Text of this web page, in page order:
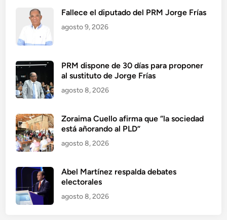
Fallece el diputado del PRM Jorge Frías
agosto 9, 2026
PRM dispone de 30 días para proponer
al sustituto de Jorge Frías
agosto 8, 2026
Zoraima Cuello afirma que “la sociedad
está añorando al PLD”
agosto 8, 2026
Abel Martínez respalda debates
electorales
agosto 8, 2026